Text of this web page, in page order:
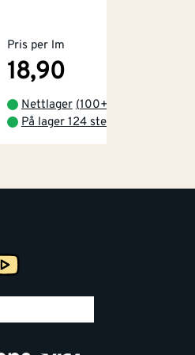
Pris per lm
18,90
Nettlager (100+
På lager 124 steder